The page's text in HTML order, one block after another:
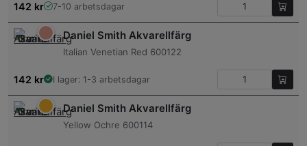
142 kr 7-10 arbetsdagar
Daniel Smith Akvarellfärg
Italian Venetian Red 600122
142 kr I lager: 1-3 arbetsdagar
Daniel Smith Akvarellfärg
Yellow Ochre 600114